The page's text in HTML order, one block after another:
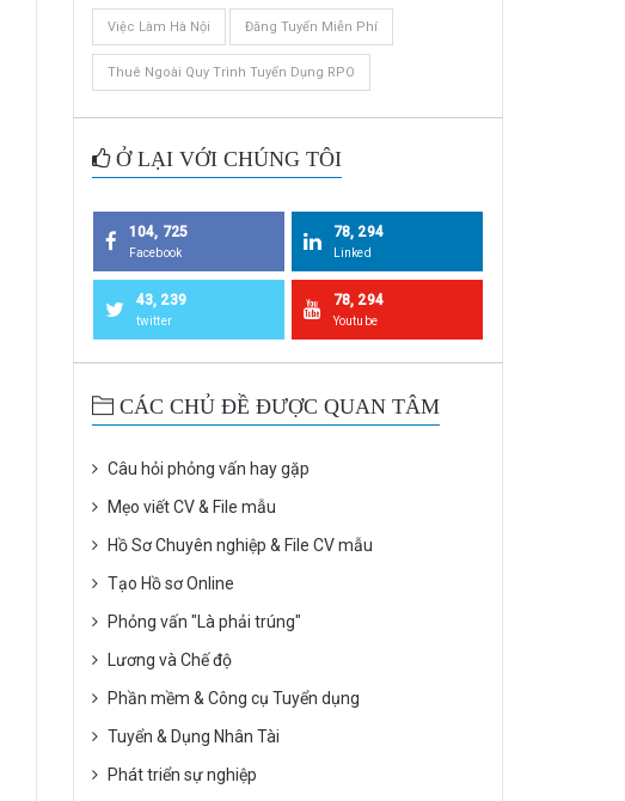
Việc Làm Hà Nội Đăng Tuyển Miễn Phí
Thuê Ngoài Quy Trình Tuyển Dụng RPO
Ở LẠI VỚI CHÚNG TÔI
104, 725
Facebook
78, 294
Linked
43, 239
twitter
78, 294
Youtube
CÁC CHỦ ĐỀ ĐƯỢC QUAN TÂM
Câu hỏi phỏng vấn hay gặp
Mẹo viết CV & File mẫu
Hồ Sơ Chuyên nghiệp & File CV mẫu
Tạo Hồ sơ Online
Phỏng vấn "Là phải trúng"
Lương và Chế độ
Phần mềm & Công cụ Tuyển dụng
Tuyển & Dụng Nhân Tài
Phát triển sự nghiệp